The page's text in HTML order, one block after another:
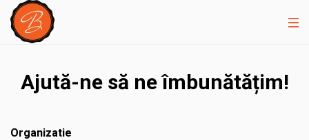
Ajută-ne să ne îmbunătățim!
Organizatie